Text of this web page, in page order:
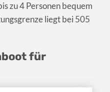
zu 4 Personen bequem
liegt bei 505
für